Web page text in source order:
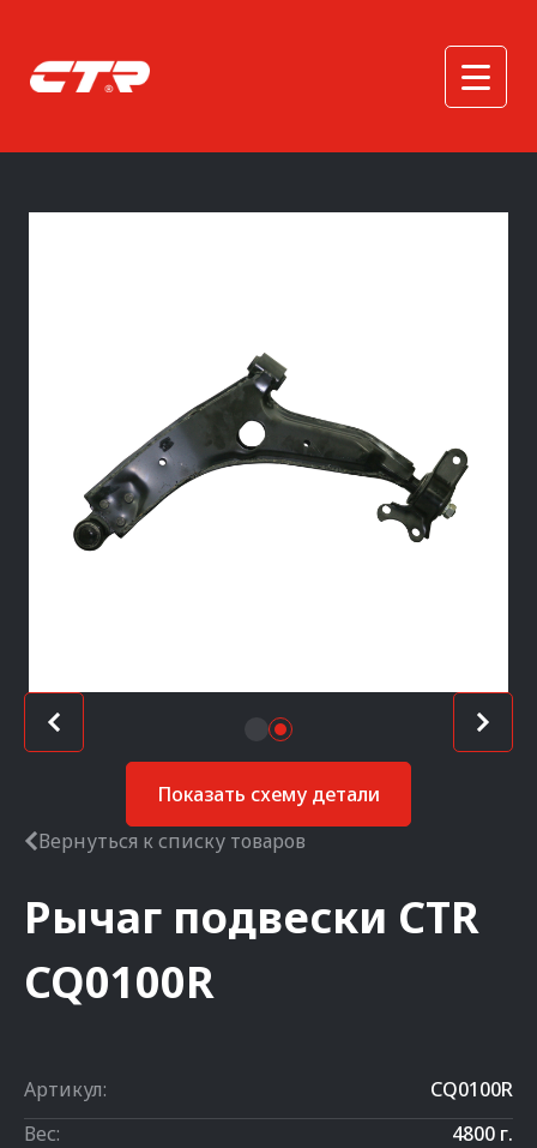
Показать схему детали
Вернуться к списку товаров
Рычаг подвески CTR
CQ0100R
Артикул:
CQ0100R
Вес:
4800 г.